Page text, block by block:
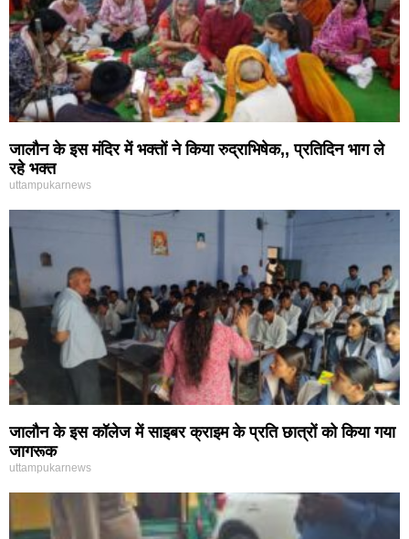
जालौन के इस मंदिर में भक्तों ने किया रुद्राभिषेक,, प्रतिदिन भाग ले
रहे भक्त
uttampukarnews
जालौन के इस कॉलेज में साइबर क्राइम के प्रति छात्रों को किया गया
जागरूक
uttampukarnews